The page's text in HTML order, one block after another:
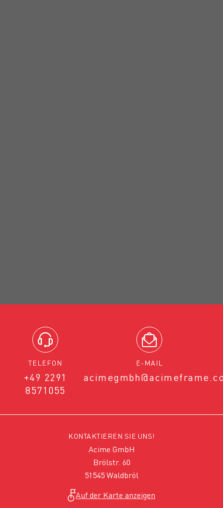
TELEFON
+49 2291
8571055
E-MAIL
KONTAKTIEREN SIE UNS!
Acime GmbH
Brölstr. 60
51545 Waldbröl
Auf der Karte anzeigen